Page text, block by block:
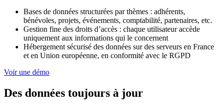
Bases de données structurées par thèmes : adhérents,
bénévoles, projets, événements, comptabilité, partenaires, etc.
Gestion fine des droits d’accès : chaque utilisateur accède
uniquement aux informations qui le concernent
Hébergement sécurisé des données sur des serveurs en France
et en Union européenne, en conformité avec le RGPD
Voir une démo
Des données toujours à jour